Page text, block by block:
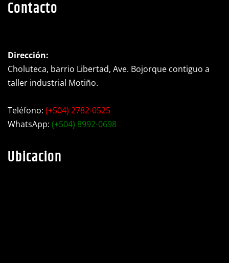
Dirección:
Choluteca, barrio Libertad, Ave. Bojorque contiguo a
Teléfono:(+504) 2782-0525